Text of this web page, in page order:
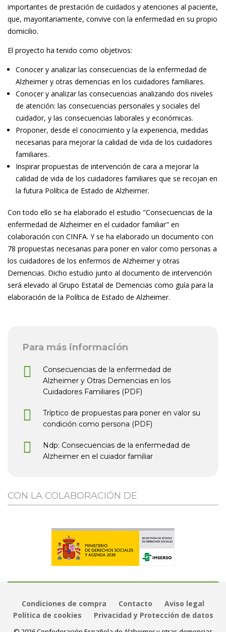
importantes de prestación de cuidados y atenciones al paciente,
que, mayoritariamente, convive con la enfermedad en su propio
domicilio.
El proyecto ha tenido como objetivos:
Conocer y analizar las consecuencias de la enfermedad de
Alzheimer y otras demencias en los cuidadores familiares.
Conocer y analizar las consecuencias analizando dos niveles
de atención: las consecuencias personales y sociales del
cuidador, y las consecuencias laborales y económicas.
Proponer, desde el conocimiento y la experiencia, medidas
necesarias para mejorar la calidad de vida de los cuidadores
familiares.
Inspirar propuestas de intervención de cara a mejorar la
calidad de vida de los cuidadores familiares que se recojan en
la futura Política de Estado de Alzheimer.
Con todo ello se ha elaborado el estudio "Consecuencias de la
enfermedad de Alzheimer en el cuidador familiar" en
colaboración con CINFA. Y se ha elaborado un documento con
78 propuestas necesarias para poner en valor como personas a
los cuidadores de los enfermos de Alzheimer y otras
Demencias. Dicho estudio junto al documento de intervención
será elevado al Grupo Estatal de Demencias como guía para la
elaboración de la Política de Estado de Alzheimer.
Para más información
Consecuencias de la enfermedad de
Alzheimer y Otras Demencias en los
Cuidadores Familiares (PDF)
Tríptico de propuestas para poner en valor su
condición como persona (PDF)
Ndp: Consecuencias de la enfermedad de
Alzheimer en el cuiador familiar
CON LA COLABORACIÓN DE
Condiciones de compra Contacto
Aviso legal
Política de cookies
Privacidad y Protección de datos